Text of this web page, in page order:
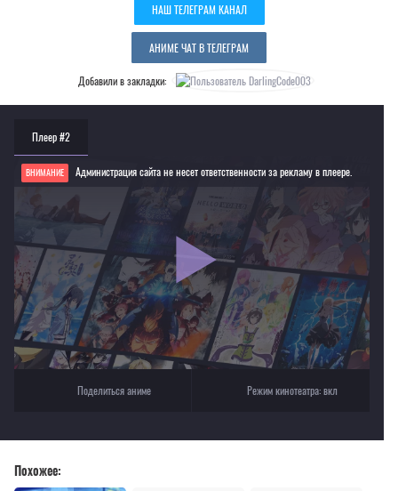
НАШ ТЕЛЕГРАМ КАНАЛ
АНИМЕ ЧАТ В ТЕЛЕГРАМ
Добавили в закладки:
Плеер #2
ВНИМАНИЕ Администрация сайта не несет ответственности за рекламу в плеере.
Если видео не работает, обновите страницу или выберите другой плеер!
Для просмотра некоторых аниме необходимо установить VPN
Текущее воспроизведение：Промар [2019]
Поделиться аниме Режим кинотеатра:вкл
Похожее: